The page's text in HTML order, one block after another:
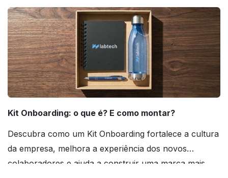
Kit Onboarding: o que é? E como montar?
Descubra como um Kit Onboarding fortalece a cultura
da empresa, melhora a experiência dos novos
colaboradores e ajuda a construir uma marca mais